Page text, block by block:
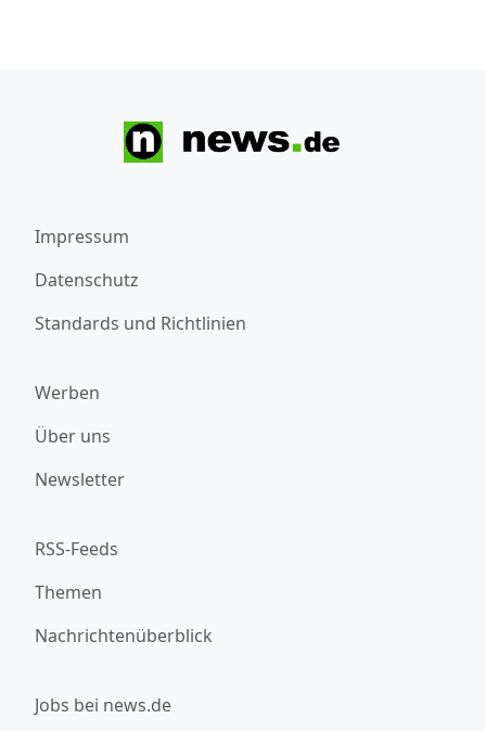
Impressum
Datenschutz
Standards und Richtlinien
Werben
Über uns
Newsletter
RSS-Feeds
Themen
Nachrichtenüberblick
Jobs bei news.de